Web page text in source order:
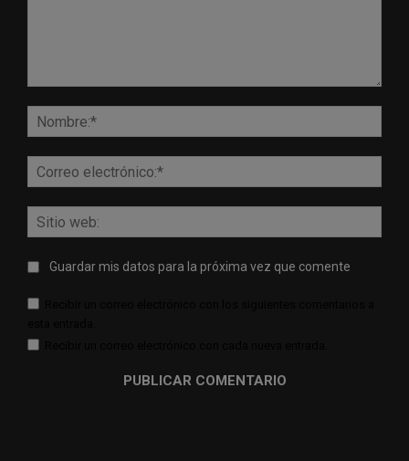
web:
Guardar mis datos para la próxima vez que comente